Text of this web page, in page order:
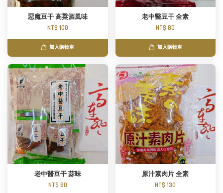
惡魔豆干 高粱酒風味
NT$ 100
加入購物車
老中醫豆干 全素
NT$ 80
加入購物車
老中醫豆干 蒜味
NT$ 80
原汁素肉片 全素
NT$ 130